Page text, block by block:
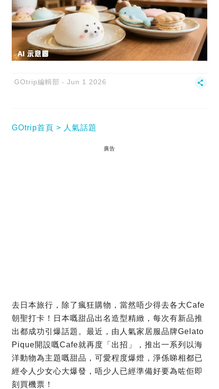
GOtrip編輯部 Jun 1 2026
GOtrip首頁 人氣話題
廣告
去日本旅行，除了瘋狂購物，當然唔少得去各大Cafe
朝聖打卡！日本嘅甜品出名造型精緻，每次有新品推
出都成功引爆話題。最近，由人氣家居服品牌Gelato
Pique開設嘅Cafe就再度「出招」，推出一系列以海
洋動物為主題嘅甜品，可愛程度爆燈，淨係睇相都已
經令人少女心大爆發，唔少人已經準備好要為咗佢即
刻買機票！